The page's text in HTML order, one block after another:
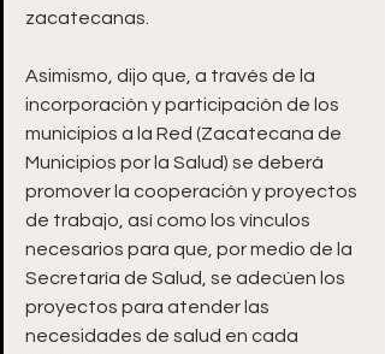
zacatecanas.
Asimismo, dijo que, a través de la
incorporación y participación de los
municipios a la Red (Zacatecana de
Municipios por la Salud) se deberá
promover la cooperación y proyectos
de trabajo, así como los vínculos
necesarios para que, por medio de la
Secretaría de Salud, se adecúen los
proyectos para atender las
necesidades de salud en cada